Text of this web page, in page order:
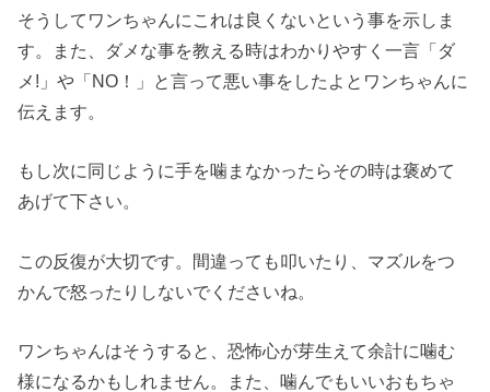
そうしてワンちゃんにこれは良くないという事を示しま
す。また、ダメな事を教える時はわかりやすく一言「ダ
メ!」や「NO！」と言って悪い事をしたよとワンちゃんに
伝えます。
もし次に同じように手を噛まなかったらその時は褒めて
あげて下さい。
この反復が大切です。間違っても叩いたり、マズルをつ
かんで怒ったりしないでくださいね。
ワンちゃんはそうすると、恐怖心が芽生えて余計に噛む
様になるかもしれません。また、噛んでもいいおもちゃ